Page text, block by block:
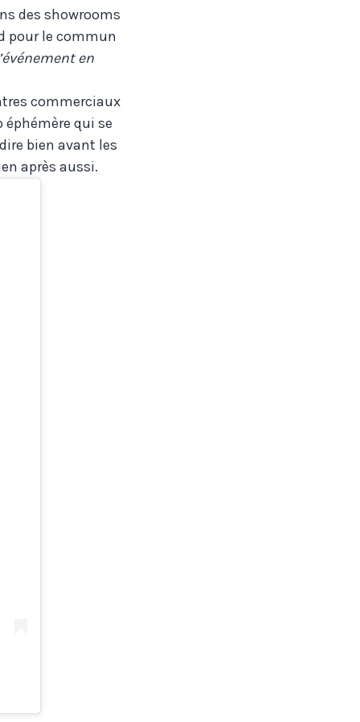
des showrooms
pour le commun
en
commerciaux
qui se
bien avant les
après aussi.